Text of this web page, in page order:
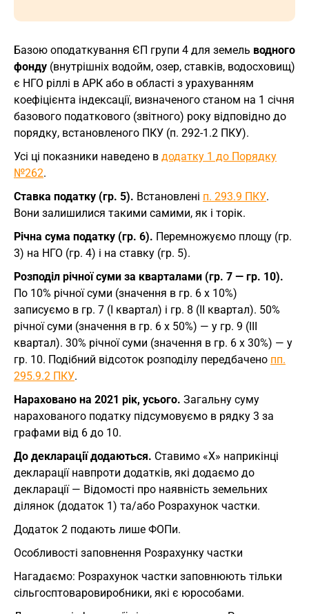
Базою оподаткування ЄП групи 4 для земель водного
фонду (внутрішніх водойм, озер, ставків, водосховищ)
є НГО ріллі в АРК або в області з урахуванням
коефіцієнта індексації, визначеного станом на 1 січня
базового податкового (звітного) року відповідно до
порядку, встановленого ПКУ (п. 292-1.2 ПКУ).
Усі ці показники наведено в додатку 1 до Порядку
№262.
Ставка податку (гр. 5). Встановлені п. 293.9 ПКУ.
Вони залишилися такими самими, як і торік.
Річна сума податку (гр. 6). Перемножуємо площу (гр.
3) на НГО (гр. 4) і на ставку (гр. 5).
Розподіл річної суми за кварталами (гр. 7 — гр. 10).
По 10% річної суми (значення в гр. 6 х 10%)
записуємо в гр. 7 (I квартал) і гр. 8 (II квартал). 50%
річної суми (значення в гр. 6 х 50%) — у гр. 9 (III
квартал). 30% річної суми (значення в гр. 6 х 30%) — у
гр. 10. Подібний відсоток розподілу передбачено пп.
295.9.2 ПКУ.
Нараховано на 2021 рік, усього. Загальну суму
нарахованого податку підсумовуємо в рядку 3 за
графами від 6 до 10.
До декларації додаються. Ставимо «Х» наприкінці
декларації навпроти додатків, які додаємо до
декларації — Відомості про наявність земельних
ділянок (додаток 1) та/або Розрахунок частки.
Додаток 2 подають лише ФОПи.
Особливості заповнення Розрахунку частки
Нагадаємо: Розрахунок частки заповнюють тільки
сільгосптоваровиробники, які є юрособами.